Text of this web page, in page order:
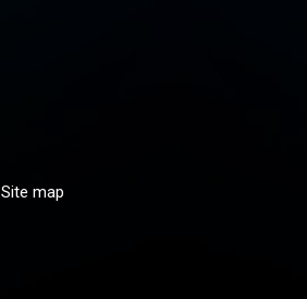
Site map